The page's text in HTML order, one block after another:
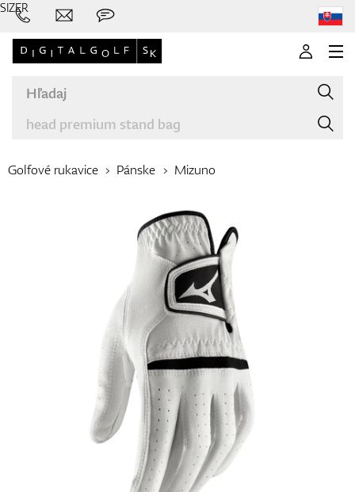
Palice
Oblečenie
Topánky
Golfové rukavice Pánske Mizuno
SIZER